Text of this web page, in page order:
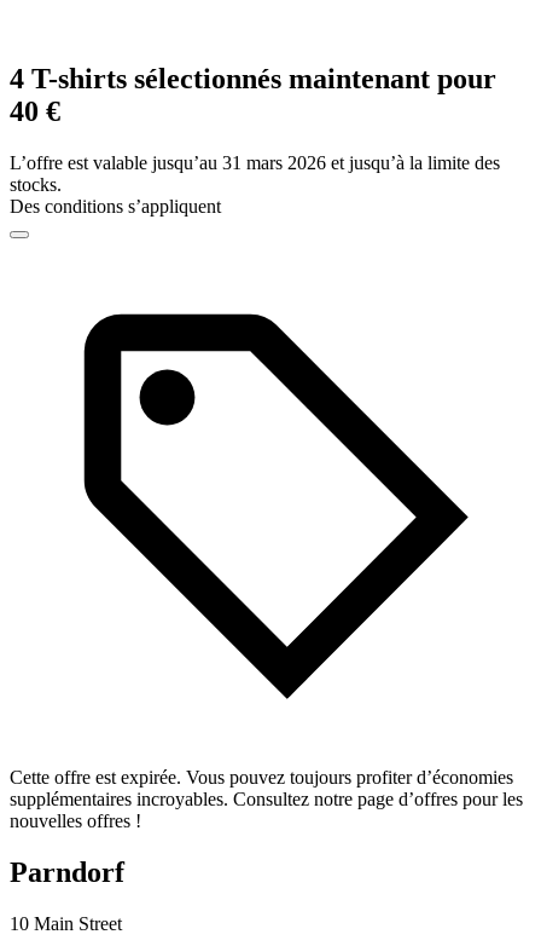
4 T-shirts sélectionnés maintenant pour
40 €
L’offre est valable jusqu’au 31 mars 2026 et jusqu’à la limite des
stocks.
Des conditions s’appliquent
Cette offre est expirée. Vous pouvez toujours profiter d’économies
supplémentaires incroyables. Consultez notre page d’offres pour les
nouvelles offres !
Parndorf
10 Main Street